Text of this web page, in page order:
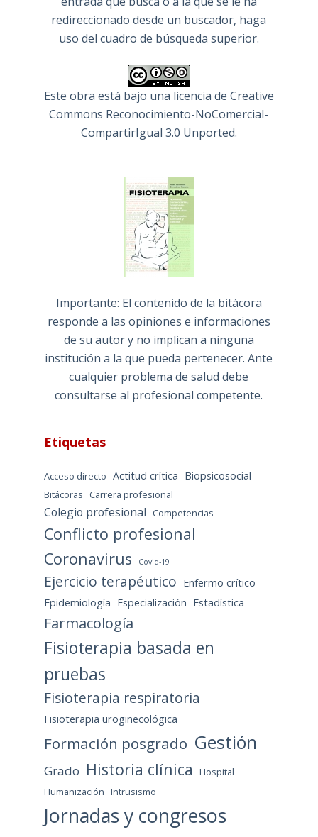
redireccionado desde un buscador, haga
uso del cuadro de búsqueda superior.
Este obra está bajo una licencia de Creative
Commons Reconocimiento-NoComercial-
CompartirIgual 3.0 Unported.
Importante: El contenido de la bitácora
responde a las opiniones e informaciones
de su autor y no implican a ninguna
institución a la que pueda pertenecer. Ante
cualquier problema de salud debe
consultarse al profesional competente.
Etiquetas
Acceso directo Actitud crítica Biopsicosocial
Bitácoras Carrera profesional
Colegio profesional Competencias
Conflicto profesional
Coronavirus
Covid-19
Ejercicio terapéutico Enfermo crítico
Epidemiología Especialización Estadística
Farmacología
Fisioterapia basada en
pruebas
Fisioterapia respiratoria
Fisioterapia uroginecológica
Formación posgrado Gestión
Grado Historia clínica
Hospital
Humanización Intrusismo
Jornadas y congresos